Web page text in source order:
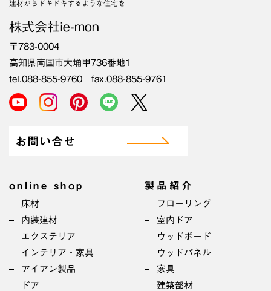
建材からドキドキするような住宅を
株式会社ie-mon
〒783-0004
高知県南国市大埇甲736番地1
tel.088-855-9760 fax.088-855-9761
お問い合せ
online shop
床材
内装建材
エクステリア
インテリア・家具
アイアン製品
ドア
製品紹介
フローリング
室内ドア
ウッドボード
ウッドパネル
家具
建築部材